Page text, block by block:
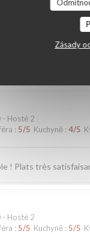
Zásady
/5
aussi satisfaits des
- Hosté 2
: 5/5 Kuchyně : 4/5
! Plats très
- Hosté 2
: 5/5 Kuchyně : 5/5